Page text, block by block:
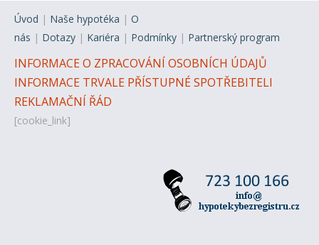
Úvod | Naše hypotéka | O
nás | Dotazy | Kariéra | Podmínky | Partnerský program
INFORMACE O ZPRACOVÁNÍ OSOBNÍCH ÚDAJŮ
INFORMACE TRVALE PŘÍSTUPNÉ SPOTŘEBITELI
REKLAMAČNÍ ŘÁD
[cookie_link]